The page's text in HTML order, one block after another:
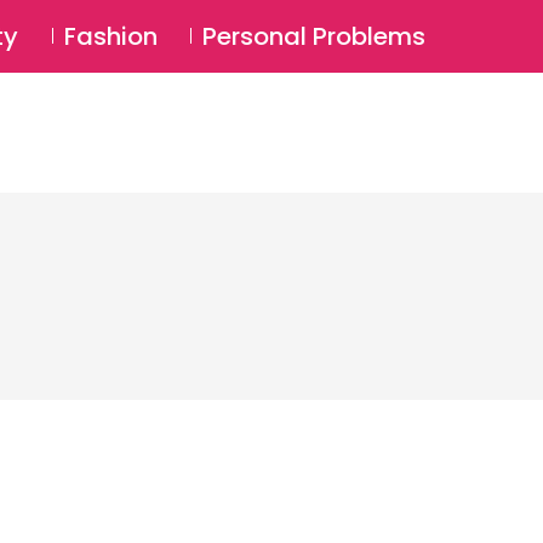
Login ⚲
Fashion Personal Problems